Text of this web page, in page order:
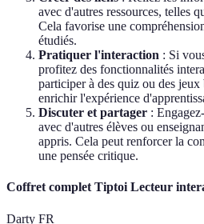
avec d'autres ressources, telles
Cela favorise une
étudiés.
Pratiquer l'interaction : Si
profitez des fonctionnalités
participer à des quiz ou des jeux
enrichir l'expérience
Discuter et partager :
avec d'autres élèves ou
appris. Cela peut renforcer la
une pensée critique.
Coffret complet Tiptoi Lecteur
Darty FR